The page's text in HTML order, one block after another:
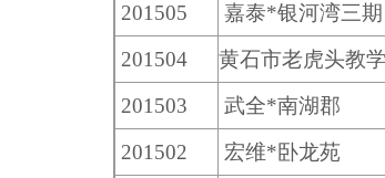
201505 嘉泰*银河湾三期
201504
黄石市老虎头教
201503
武全*南湖郡
201502
宏维*卧龙苑